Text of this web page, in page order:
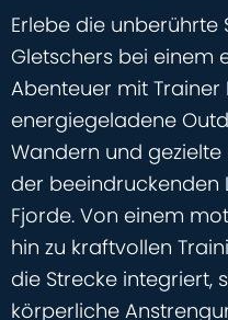
Erlebe die unberührte
Gletschers bei einem
Abenteuer mit Trainer
energiegeladene
Wandern und
der beeindruckenden
Fjorde. Von einem
hin zu kraftvollen
die Strecke integriert,
körperliche